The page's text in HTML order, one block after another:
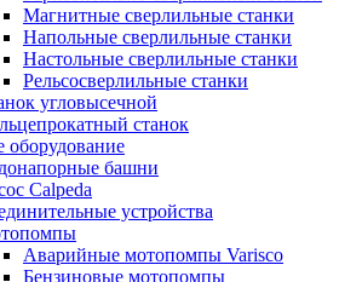
Магнитные сверлильные станки
Напольные сверлильные станки
Настольные сверлильные станки
Рельсосверлильные станки
угловысечной
станок
оборудование
башни
Calpeda
устройства
Аварийные мотопомпы Varisco
Бензиновые мотопомпы